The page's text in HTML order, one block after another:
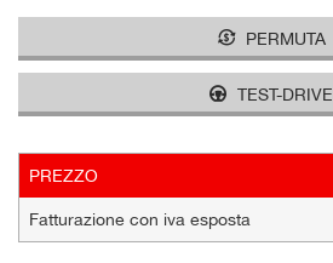
PERMUTA
TEST-DRIVE
PREZZO
Fatturazione con iva esposta